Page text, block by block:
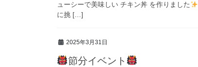
ューシーで美味しい チキン丼 を作りました
に挑 […]
2025年3月31日
節分イベント